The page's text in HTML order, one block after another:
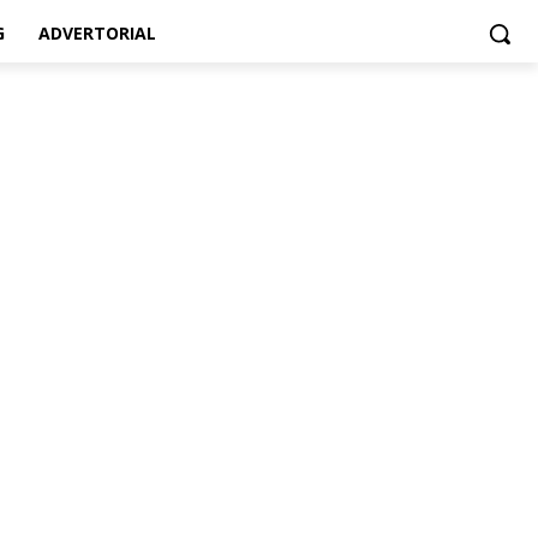
ADVERTORIAL